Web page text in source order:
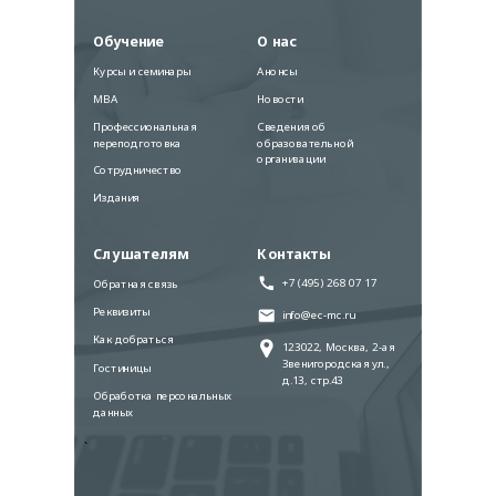
Обучение
Курсы и семинары
MBA
Профессиональная
переподготовка
Сотрудничество
Издания
О нас
Анонсы
Новости
Сведения об
образовательной
организации
Слушателям
Обратная связь
Реквизиты
Как добраться
Гостиницы
Обработка персональных
данных
Контакты
+7 (495) 268 07 17
info@ec-mc.ru
123022, Москва, 2-ая
Звенигородская ул.,
д.13, стр.43
`